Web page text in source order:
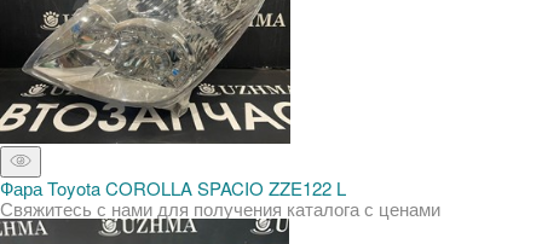
Фара Toyota COROLLA SPACIO ZZE122 L
Свяжитесь с нами для получения каталога с ценами